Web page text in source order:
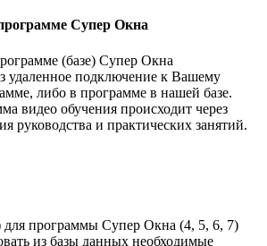
Супер Окна
(базе) Супер Окна
удаленное подключение к Вашему
либо в программе в нашей базе.
видео обучения происходит через
руководства и практических занятий.
программы Супер Окна (4, 5, 6, 7)
из базы данных необходимые